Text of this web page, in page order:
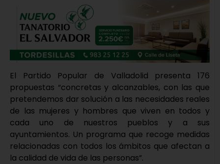
El Partido Popular de Valladolid presenta 176
propuestas “concretas y alcanzables, con las que
pretendemos dar solución a las necesidades reales
de las mujeres y hombres que viven en todos y
cada uno de nuestros pueblos y a sus
ayuntamientos. Un programa que recoge medidas
relacionadas con todos los ámbitos que afectan a
la calidad de vida de las personas”.